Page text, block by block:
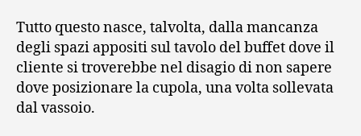
Tutto questo nasce, talvolta, dalla mancanza
degli spazi appositi sul tavolo del buffet dove il
cliente si troverebbe nel disagio di non sapere
dove posizionare la cupola, una volta sollevata
dal vassoio.